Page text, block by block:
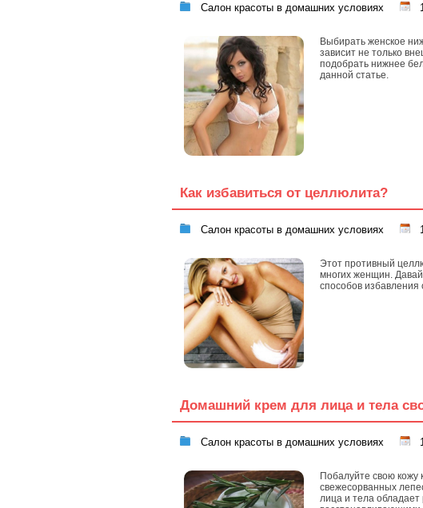
Салон красоты в домашних условиях
Выбирать женское
зависит не только
подобрать нижнее
данной статье.
Как избавиться от целлюлита?
Салон красоты в домашних условиях
Этот противный
многих женщин.
способов
Домашний крем для лица и тела
Салон красоты в домашних условиях
Побалуйте свою кожу
свежесорванных
лица и тела